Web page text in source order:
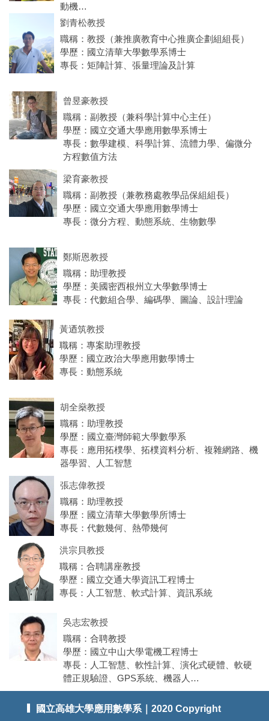
動機
劉青松教授
職稱：教授（兼推廣教育中心推廣企劃組組長）
學歷：國立清華大學數學系博士
專長：矩陣計算、張量理論及計算
曾昱豪教授
職稱：副教授（兼科學計算中心主任）
學歷：國立交通大學應用數學系博士
專長：數學建模、科學計算、流體力學、偏微分
方程數值方法
梁育豪教授
職稱：副教授（兼教務處教學品保組組長）
學歷：國立交通大學應用數學博士
專長：微分方程、動態系統、生物數學
鄭斯恩教授
職稱：助理教授
學歷：美國密西根州立大學數學博士
專長：代數組合學、編碼學、圖論、設計理論
黃迺筑教授
職稱：專案助理教授
學歷：國立政治大學應用數學博士
專長：動態系統
胡全燊教授
職稱：助理教授
學歷：國立臺灣師範大學數學系
專長：應用拓樸學、拓樸資料分析、複雜網路、機
器學習、人工智慧
張志偉教授
職稱：助理教授
學歷：國立清華大學數學所博士
專長：代數幾何、熱帶幾何
洪宗貝教授
職稱：合聘講座教授
學歷：國立交通大學資訊工程博士
專長：人工智慧、軟式計算、資訊系統
吳志宏教授
職稱：合聘教授
學歷：國立中山大學電機工程博士
專長：人工智慧、軟性計算、演化式硬體、軟硬
體正規驗證、GPS系統、機器人
國立高雄大學應用數學系｜2020 Copyright